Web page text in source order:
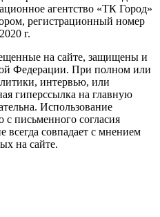
агентство «ТК Город»
регистрационный номер
г.
на сайте, защищены и
Федерации. При полном или
интервью, или
гиперссылка на главную
Использование
письменного согласия
совпадает с мнением
на сайте.